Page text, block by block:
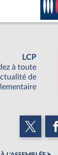
LCP
à toute
de